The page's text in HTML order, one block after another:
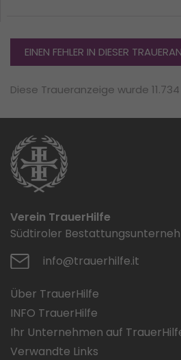
EINEN FEHLER IN DIESER
Diese Traueranzeige wurde
Verein TrauerHilfe
Südtiroler
info@trauerhilfe.it
Über TrauerHilfe
INFO TrauerHilfe
Ihr Unternehmen auf
Verwandte Links